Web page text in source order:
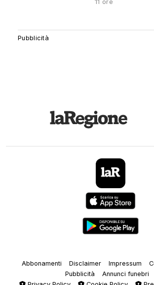
11 ore
Abbonamenti Disclaimer Impressum
Pubblicità
Annunci funebri